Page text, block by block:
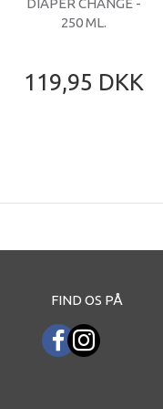
250 ML.
119,95 DKK
FIND OS PÅ